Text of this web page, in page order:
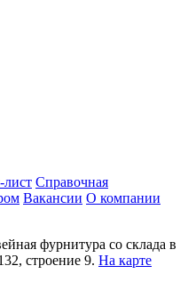
лист Справочная
Вакансии О компании
фурнитура со склада в
строение 9. На карте